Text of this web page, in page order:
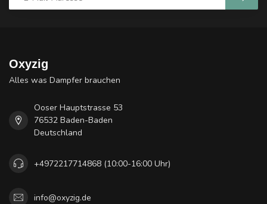
Oxyzig
Alles was Dampfer brauchen
Ooser Hauptstrasse 53
76532 Baden-Baden
Deutschland
+4972217714868 (10:00-16:00 Uhr)
info@oxyzig.de